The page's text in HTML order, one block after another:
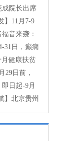
成院长出席
论坛暨协会
】11月7-9
医，携手
约！
音来袭：
+京黔专家
申请！
31日，癫痫
名医免费
有限，速
健康扶贫
亲诊+高达
！
29日前，
疗大额援
即日起-9月
京三甲知名
过！
】北京贵州
检查治疗大